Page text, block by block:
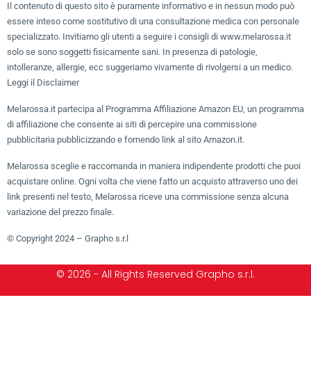
Il contenuto di questo sito è puramente informativo e in nessun modo può
essere inteso come sostitutivo di una consultazione medica con personale
specializzato. Invitiamo gli utenti a seguire i consigli di www.melarossa.it
solo se sono soggetti fisicamente sani. In presenza di patologie,
intolleranze, allergie, ecc suggeriamo vivamente di rivolgersi a un medico.
Leggi il Disclaimer
Melarossa.it partecipa al Programma Affiliazione Amazon EU, un programma
di affiliazione che consente ai siti di percepire una commissione
pubblicitaria pubblicizzando e fornendo link al sito Amazon.it.
Melarossa sceglie e raccomanda in maniera indipendente prodotti che puoi
acquistare online. Ogni volta che viene fatto un acquisto attraverso uno dei
link presenti nel testo, Melarossa riceve una commissione senza alcuna
variazione del prezzo finale.
© Copyright 2024 – Grapho s.r.l
© 2026 - All Rights Reserved Grapho s.r.l.